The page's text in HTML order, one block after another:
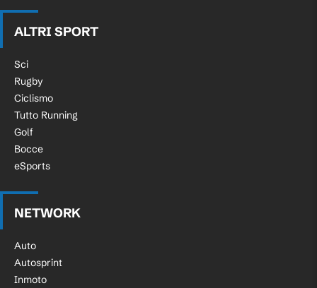
ALTRI SPORT
Sci
Rugby
Ciclismo
Tutto Running
Golf
Bocce
eSports
NETWORK
Auto
Autosprint
Inmoto